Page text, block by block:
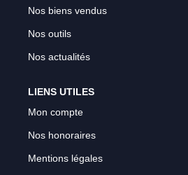
Nos biens vendus
Nos outils
Nos actualités
LIENS UTILES
Mon compte
Nos honoraires
Mentions légales